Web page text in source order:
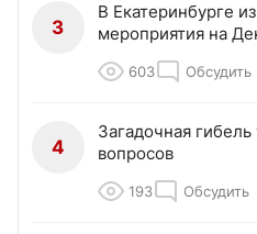
3
В Екатеринбурге
мероприятия на
603 Обсудить
4
Загадочная
вопросов
193 Обсудить